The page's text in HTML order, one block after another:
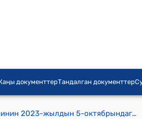
документтерТандалган документтер
Жерге-Тал айыл аймагынын айылдык кеңешинин 2023-жылдын 5-октябрындагы № 7/6 "Жерге-Тал айыл аймагындагы Р.Өмүракунова, Жалгыз-Терек Жоогазындары, Ак-Тилек-Тогуз-Булак жана Жаңы тилек-Чагалдак бала бакчалардын ата-эне тарабынан балдар үчүн тамак ашына болгон төлөмүн 600 сомдон 700 сомго жогорулатып берүү жөнүндө"